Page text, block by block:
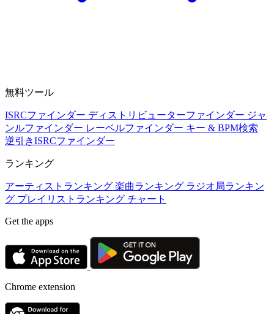
無料ツール
ISRCファインダー ディストリビューターファインダー ジャ
ンルファインダー レーベルファインダー キー & BPM検索
逆引きISRCファインダー
ランキング
アーティストランキング 楽曲ランキング ラジオ局ランキン
グ プレイリストランキング チャート
Get the apps
Chrome extension